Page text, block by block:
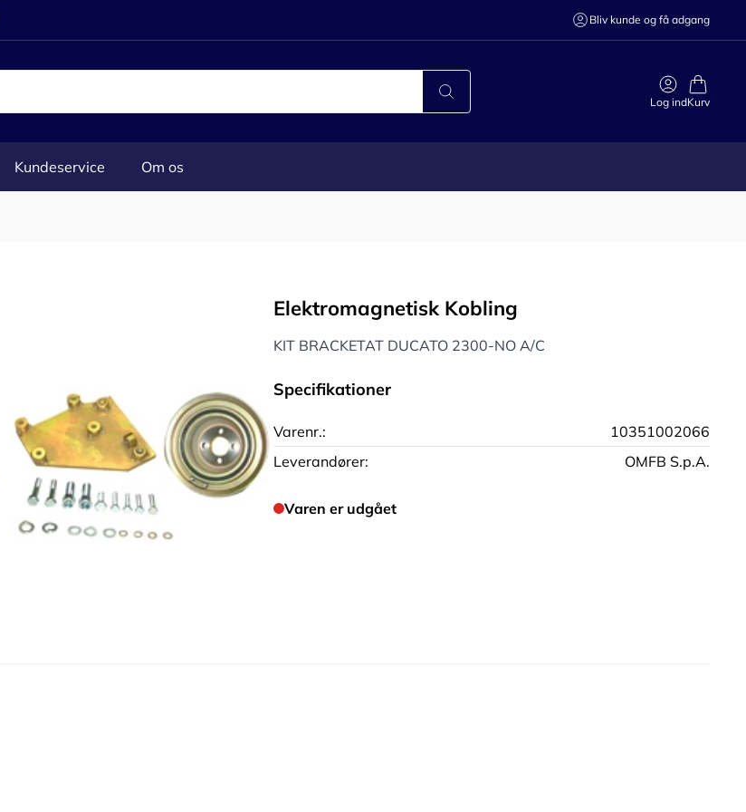
Bliv kunde og få adgang
Log indKurv
Kundeservice Om os
Elektromagnetisk Kobling
KIT BRACKETAT DUCATO 2300-NO A/C
Specifikationer
Varenr.:
10351002066
Leverandører:
OMFB S.p.A.
Varen er udgået